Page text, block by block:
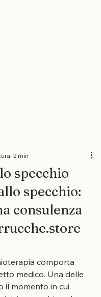
specchio
2 min
specchio:
consulenza
comporta
medico. Una delle